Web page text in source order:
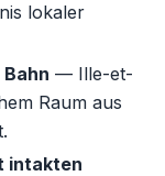
lokaler
— Ille-et-
Raum aus
intakten